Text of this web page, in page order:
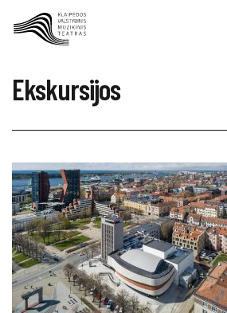
Ekskursijos